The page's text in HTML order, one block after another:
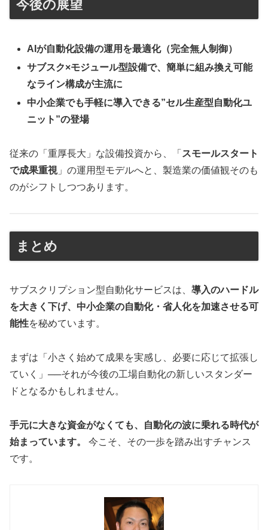
今後の展望
AIが自動化設備の運用を最適化（完全無人制御）
サブスク×モジュール型設備で、簡単に組み換え可能
なライン構成が主流に
中小企業でも手軽に導入できる”セル生産型自動化ユ
ニット”の登場
従来の「重厚長大」な設備投資から、「 スモールスタート
で成果重視」の運用型モデルへと、製造業の価値観そのも
のがシフトしつつあります。
まとめ
サブスクリプション型自動化サービスは、 導入のハードル
を大きく下げ、中小企業の自動化・省人化を加速させる可
能性を秘めています。
まずは「小さく始めて成果を実感し、必要に応じて拡張し
ていく」──それが今後の工場自動化の新しいスタンダー
ドとなるかもしれません。
手元に大きな資金がなくても、自動化の波に乗れる時代が
始まっています。
今こそ、その一歩を踏み出すチャンス
です。